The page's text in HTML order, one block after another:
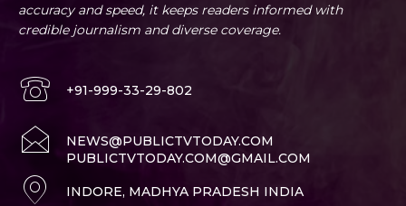
accuracy and speed, it keeps readers informed with
credible journalism and diverse coverage.
+91-999-33-29-802
NEWS@PUBLICTVTODAY.COM
PUBLICTVTODAY.COM@GMAIL.COM
INDORE, MADHYA PRADESH INDIA